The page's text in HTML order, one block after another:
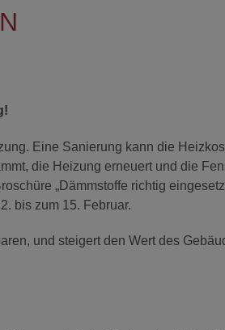
Eine Sanierung kann die
die Heizung erneuert und die
„Dämmstoffe richtig
bis zum 15. Februar.
und steigert den Wert des